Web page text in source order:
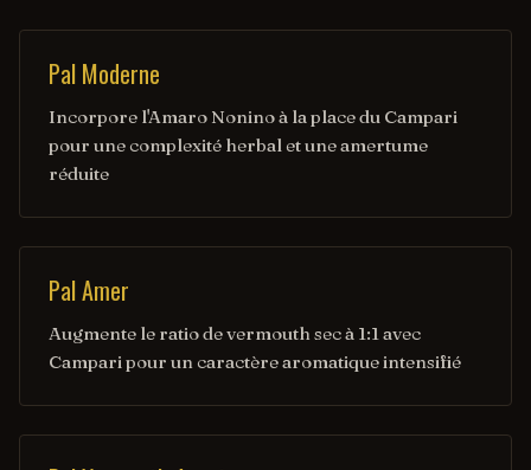
Pal Moderne
Incorpore l'Amaro Nonino à la place du Campari
pour une complexité herbal et une amertume
réduite
Pal Amer
Augmente le ratio de vermouth sec à 1:1 avec
Campari pour un caractère aromatique intensifié